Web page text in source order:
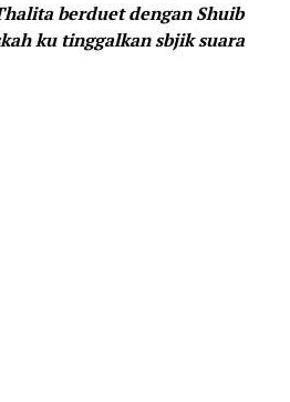
berduet dengan Shuib
ku tinggalkan sbjik suara